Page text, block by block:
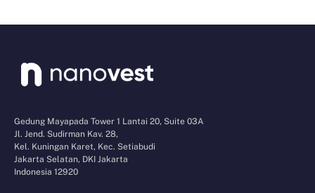
Gedung Mayapada Tower 1 Lantai 20, Suite 03A
Jl. Jend. Sudirman Kav. 28,
Kel. Kuningan Karet, Kec. Setiabudi
Jakarta Selatan, DKI Jakarta
Indonesia 12920